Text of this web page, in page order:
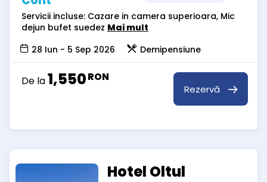
Servicii incluse: Cazare in camera superioara, Mic
dejun bufet suedez Mai mult
28 Iun - 5 Sep 2026
Demipensiune
De la1,550RON
Rezervă
Hotel Oltul